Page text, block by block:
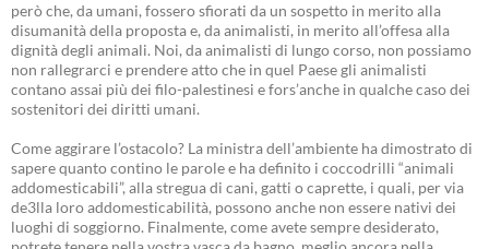
però che, da umani, fossero sfiorati da un sospetto in merito alla
disumanità della proposta e, da animalisti, in merito all’offesa alla
dignità degli animali. Noi, da animalisti di lungo corso, non possiamo
non rallegrarci e prendere atto che in quel Paese gli animalisti
contano assai più dei filo-palestinesi e fors’anche in qualche caso dei
sostenitori dei diritti umani.
Come aggirare l’ostacolo? La ministra dell’ambiente ha dimostrato di
sapere quanto contino le parole e ha definito i coccodrilli “animali
addomesticabili”, alla stregua di cani, gatti o caprette, i quali, per via
de3lla loro addomesticabilità, possono anche non essere nativi dei
luoghi di soggiorno. Finalmente, come avete sempre desiderato,